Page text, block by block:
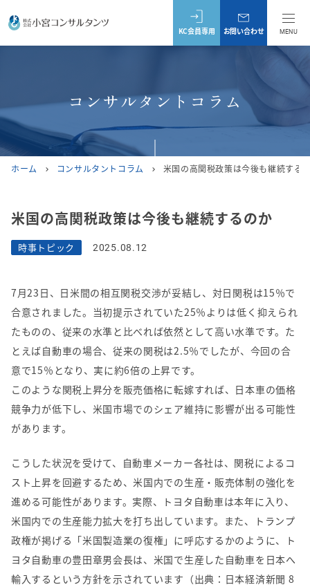
MENU
KC会員専用 お問い合わせ
コンサルタントコラム
ホーム chevron_right コンサルタントコラム chevron_right 米国の高関税政策は今後も継続する
米国の高関税政策は今後も継続するのか
時事トピック 2025.08.12
7月23 日、日米間の相互関税交渉が妥結し、対日関税は15％で
合意されました。当初提示されていた25％よりは低く抑えられ
たものの、従来の水準と比べれば依然として高い水準です。た
とえば自動車の場合、従来の関税は2.5％でしたが、今回の合
意で15％となり、実に約6倍の上昇です。
このような関税上昇分を販売価格に転嫁すれば、日本車の価格
競争力が低下し、米国市場でのシェア維持に影響が出る可能性
があります。
こうした状況を受けて、自動車メーカー各社は、関税によるコ
スト上昇を回避するため、米国内での生産・販売体制の強化を
進める可能性があります。実際、トヨタ自動車は本年に入り、
米国内での生産能力拡大を打ち出しています。また、トランプ
政権が掲げる「米国製造業の復権」に呼応するかのように、ト
ヨタ自動車の豊田章男会長は、米国で生産した自動車を日本へ
輸入するという方針を示されています（出典：日本経済新聞 8